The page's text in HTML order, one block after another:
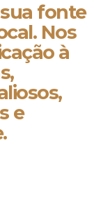
fonte
Nos
à
e